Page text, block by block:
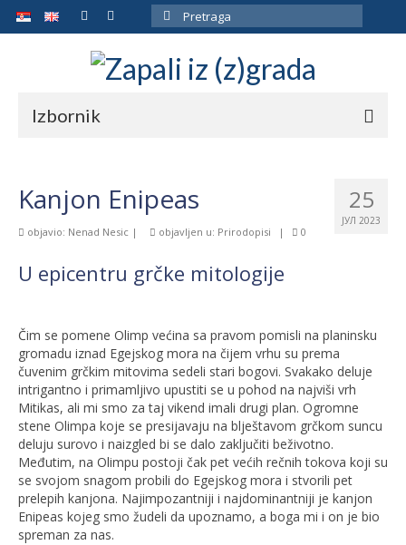
Pretraga
za:
Izbornik
MAPA
SMEŠTAJ
GALERIJA
KONTAKT
25
ЈУЛ 2023
Kanjon Enipeas
objavio: Nenad Nesic | objavljen u: Prirodopisi | 0
U epicentru grčke mitologije
Čim se pomene Olimp većina sa pravom pomisli na planinsku
gromadu iznad Egejskog mora na čijem vrhu su prema
čuvenim grčkim mitovima sedeli stari bogovi. Svakako deluje
intrigantno i primamljivo upustiti se u pohod na najviši vrh
Mitikas, ali mi smo za taj vikend imali drugi plan. Ogromne
stene Olimpa koje se presijavaju na blještavom grčkom suncu
deluju surovo i naizgled bi se dalo zaključiti beživotno.
Međutim, na Olimpu postoji čak pet većih rečnih tokova koji su
se svojom snagom probili do Egejskog mora i stvorili pet
prelepih kanjona. Najimpozantniji i najdominantniji je kanjon
Enipeas kojeg smo žudeli da upoznamo, a boga mi i on je bio
spreman za nas.